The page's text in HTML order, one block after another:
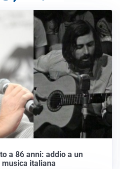
a 86 anni: addio a un
italiana